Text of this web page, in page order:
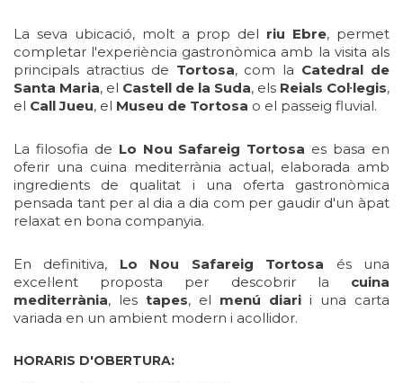
La seva ubicació, molt a prop del riu Ebre, permet
completar l'experiència gastronòmica amb la visita als
principals atractius de Tortosa, com la Catedral de
Santa Maria, el Castell de la Suda, els Reials Col·legis,
el Call Jueu, el Museu de Tortosa o el passeig fluvial.
La filosofia de Lo Nou Safareig Tortosa es basa en
oferir una cuina mediterrània actual, elaborada amb
ingredients de qualitat i una oferta gastronòmica
pensada tant per al dia a dia com per gaudir d'un àpat
relaxat en bona companyia.
En definitiva, Lo Nou Safareig Tortosa és una
excel·lent proposta per descobrir la cuina
mediterrània, les tapes, el menú diari i una carta
variada en un ambient modern i acollidor.
HORARIS D'OBERTURA: